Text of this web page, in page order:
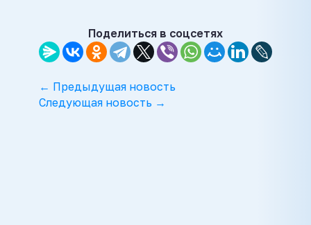
Поделиться в соцсетях
← Предыдущая новость
Следующая новость →